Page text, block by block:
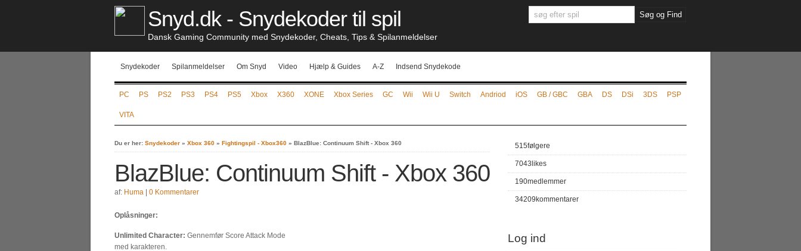
Snyd.dk - Snydekoder til spil
Dansk Gaming Community med Snydekoder, Cheats, Tips & Spilanmeldelser
Snydekoder Spilanmeldelser Om Snyd Video Hjælp & Guides A-Z Indsend Snydekode
PC PS PS2 PS3 PS4 PS5 Xbox X360 XONE Xbox Series GC Wii Wii U Switch Andriod iOS GB / GBC GBA DS DSi 3DS PSP
VITA
Du er her: Snydekoder » Xbox 360 » Fightingspil - Xbox360 » BlazBlue: Continuum Shift - Xbox 360
BlazBlue: Continuum Shift - Xbox 360
af: Huma 0 Kommentarer
Oplåsninger:
Unlimited Character: Gennemfør Score Attack Mode
med karakteren.
515følgere
7043 likes
190medlemmer
34209 kommentarer
Log ind